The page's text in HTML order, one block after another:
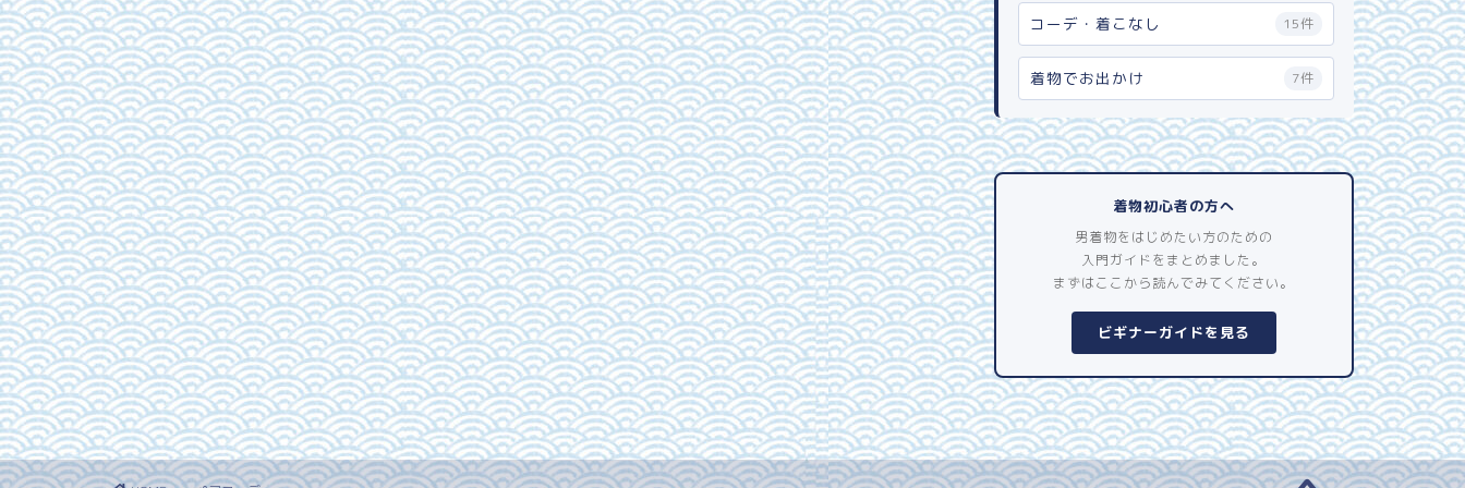
コーデ・着こなし 15件
着物でお出かけ 7件
着物初心者の方へ
男着物をはじめたい方のための
入門ガイドをまとめました。
まずはここから読んでみてください。
ビギナーガイドを見る